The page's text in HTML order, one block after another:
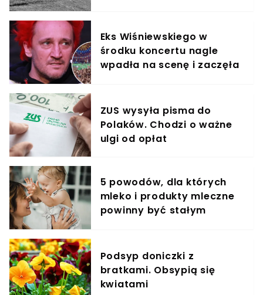
Eks Wiśniewskiego w
środku koncertu nagle
wpadła na scenę i zaczęła
ZUS wysyła pisma do
Polaków. Chodzi o ważne
ulgi od opłat
5 powodów, dla których
mleko i produkty mleczne
powinny być stałym
Podsyp doniczki z
bratkami. Obsypią się
kwiatami